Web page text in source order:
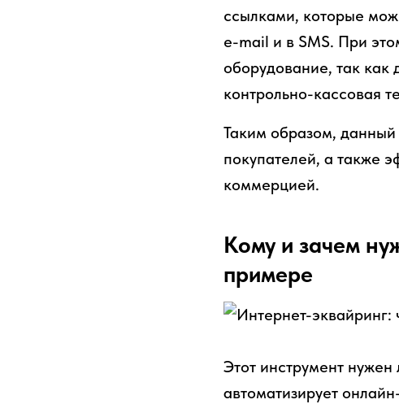
ссылками, которые
e-mail и в SMS. При
оборудование, так как
контрольно-кассовая
Таким образом,
покупателей, а также
коммерцией.
Кому и зачем
примере
Этот инструмент
автоматизирует